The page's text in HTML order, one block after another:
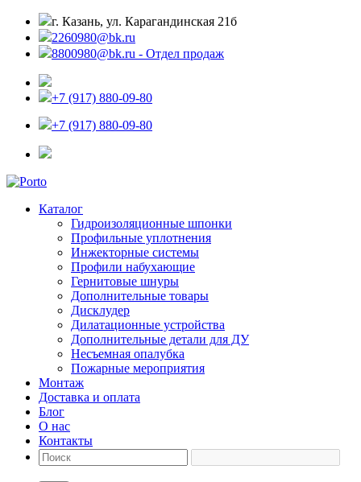
г. Казань, ул. Карагандинская 21б
2260980@bk.ru
8800980@bk.ru - Отдел продаж
+7 (917) 880-09-80
+7 (917) 880-09-80
Каталог
Гидроизоляционные шпонки
Профильные уплотнения
Инжекторные системы
Профили набухающие
Гернитовые шнуры
Дополнительные товары
Дисклудер
Дилатационные устройства
Дополнительные детали для ДУ
Несъемная опалубка
Пожарные мероприятия
Монтаж
Доставка и оплата
Блог
О нас
Контакты